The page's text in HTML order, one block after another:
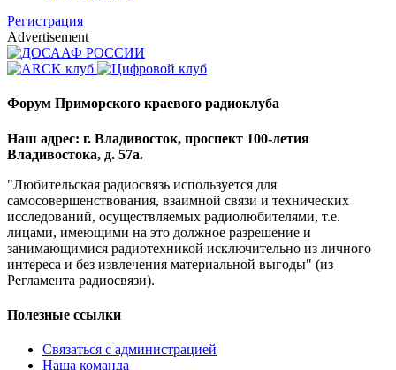
Регистрация
Advertisement
Форум Приморского краевого радиоклуба
Наш адрес: г. Владивосток, проспект 100-летия
Владивостока, д. 57а.
"Любительская радиосвязь используется для
самосовершенствования, взаимной связи и технических
исследований, осуществляемых радиолюбителями, т.е.
лицами, имеющими на это должное разрешение и
занимающимися радиотехникой исключительно из личного
интереса и без извлечения материальной выгоды" (из
Регламента радиосвязи).
Полезные ссылки
Связаться с администрацией
Наша команда